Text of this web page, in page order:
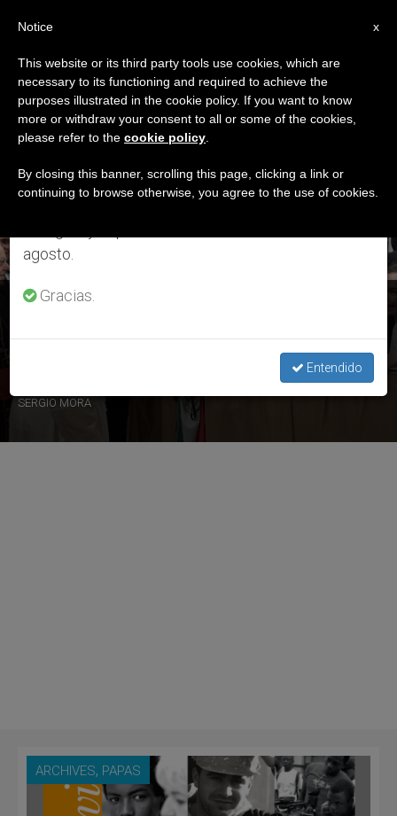
DÍA
Abril 8th, 2017
ÚLTIMAS NOTICIAS
'Todos los jóvenes tienen algo que decirle a los otros, a los
SERGIO MORA
ARCHIVES, PAPAS
×
Aviso importante
Del 27 de julio al 7 de agosto haremos la pausa
anual, aprovechando que en el periodo de verano
se generan menos informaciones y también el
agosto.
Gracias.
Entendido
x
Notice
This website or its third party tools use cookies, which are
necessary to its functioning and required to achieve the
purposes illustrated in the cookie policy. If you want to know
more or withdraw your consent to all or some of the cookies,
please refer to the cookie policy
By closing this banner, scrolling this page, clicking a link or
continuing to browse otherwise, you agree to the use of cookies.